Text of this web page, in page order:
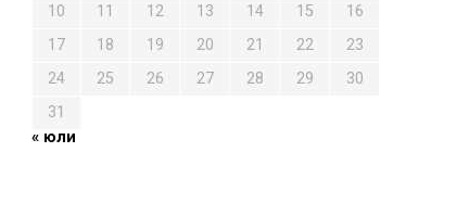
10
11 12 13 14 15
16
17
18 19 20 21 22
23
24
25 26 27 28 29
30
31
« юли